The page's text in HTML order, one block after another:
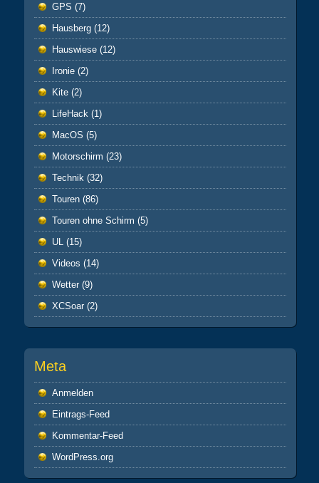
GPS (7)
Hausberg(12)
Hauswiese(12)
Ironie(2)
Kite(2)
LifeHack (1)
MacOS (5)
Motorschirm (23)
Technik (32)
Touren(86)
Touren ohne Schirm (5)
UL (15)
Videos (14)
Wetter(9)
XCSoar(2)
Meta
Anmelden
Eintrags-Feed
Kommentar-Feed
WordPress.org